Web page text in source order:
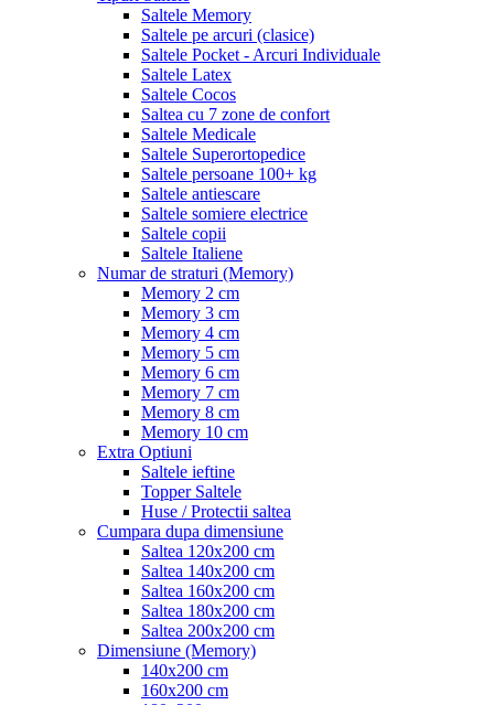
Saltele Memory
Saltele pe arcuri (clasice)
Saltele Pocket - Arcuri Individuale
Saltele Latex
Saltele Cocos
Saltea cu 7 zone de confort
Saltele Medicale
Saltele Superortopedice
Saltele persoane 100+ kg
Saltele antiescare
Saltele somiere electrice
Saltele copii
Saltele Italiene
Numar de straturi (Memory)
Memory 2 cm
Memory 3 cm
Memory 4 cm
Memory 5 cm
Memory 6 cm
Memory 7 cm
Memory 8 cm
Memory 10 cm
Extra Optiuni
Saltele ieftine
Topper Saltele
Huse / Protectii saltea
Cumpara dupa dimensiune
Saltea 120x200 cm
Saltea 140x200 cm
Saltea 160x200 cm
Saltea 180x200 cm
Saltea 200x200 cm
Dimensiune (Memory)
140x200 cm
160x200 cm